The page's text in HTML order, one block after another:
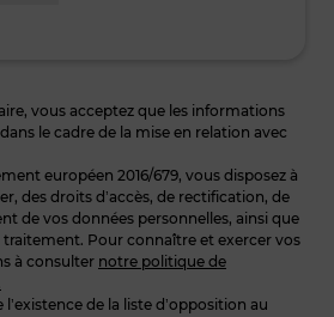
vous acceptez que les informations
le cadre de la mise en relation avec
européen 2016/679, vous disposez à
des droits d’accès, de rectification, de
de vos données personnelles, ainsi que
Pour connaître et exercer vos
à consulter notre politique de
de la liste d’opposition au